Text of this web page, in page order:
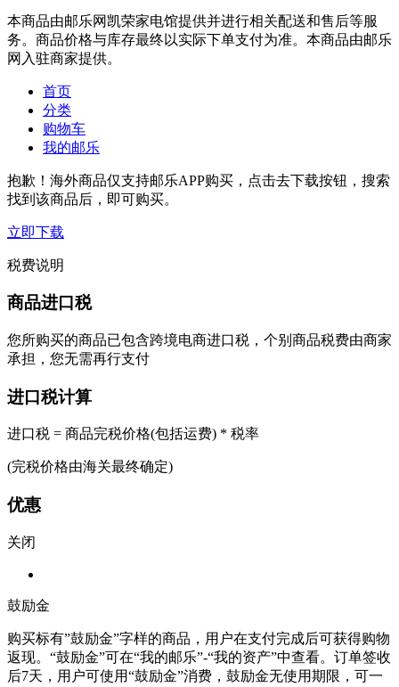
本商品由邮乐网凯荣家电馆提供并进行相关配送和售后等服
务。商品价格与库存最终以实际下单支付为准。本商品由邮乐
网入驻商家提供。
首页
分类
购物车
我的邮乐
抱歉！海外商品仅支持邮乐APP购买，点击去下载按钮，搜索
找到该商品后，即可购买。
立即下载
税费说明
商品进口税
您所购买的商品已包含跨境电商进口税，个别商品税费由商家
承担，您无需再行支付
进口税计算
进口税 = 商品完税价格(包括运费) * 税率
(完税价格由海关最终确定)
优惠
关闭
鼓励金
购买标有”鼓励金”字样的商品，用户在支付完成后可获得购物
返现。“鼓励金”可在“我的邮乐”-“我的资产”中查看。订单签收
后7天，用户可使用“鼓励金”消费，鼓励金无使用期限，可一